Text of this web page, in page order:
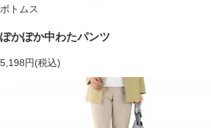
ボトムス
ぽかぽか中わたパンツ
5,198円(税込)